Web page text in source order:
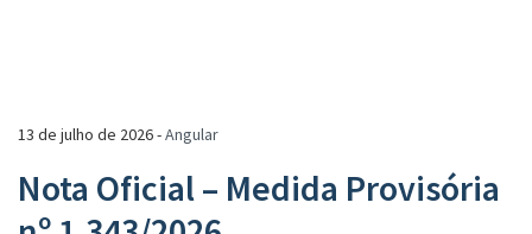
13 de julho de 2026 -Angular
Nota Oficial – Medida Provisória